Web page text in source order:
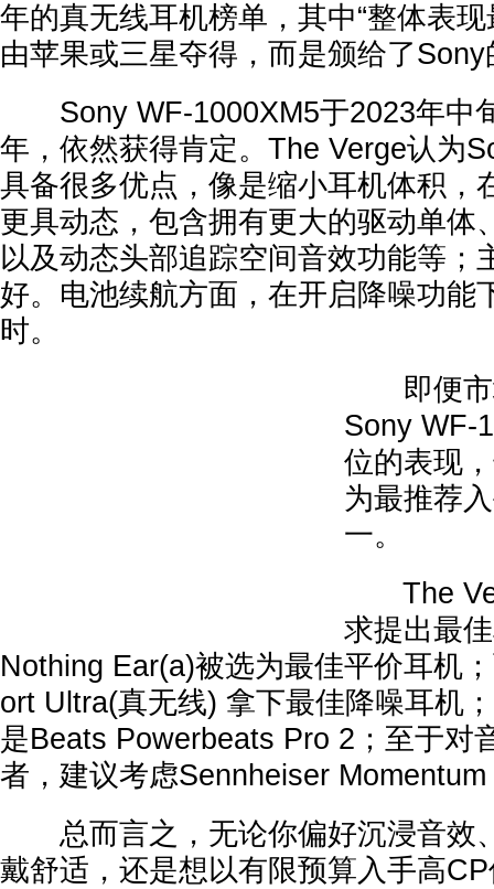
年的真无线耳机榜单，其中“整体表
由苹果或三星夺得，而是颁给了
Sony WF-1000XM5于2023年中
年，依然获得肯定。The Verge认为
具备很多优点，像是缩小耳机体积，
更具动态，包含拥有更大的驱动单体
以及动态头部追踪空间音效功能等；
好。电池续航方面，在开启降噪功能
时。
即便市
Sony WF-
位的表现
为最推荐
一。
The
求提出最
Nothing Ear(a)被选为最佳平价耳机
ort Ultra(真无线) 拿下最佳降噪耳机
是Beats Powerbeats Pro 2；至于对
者，建议考虑Sennheiser
总而言之，无论你偏好沉浸音效
戴舒适，还是想以有限预算入手高